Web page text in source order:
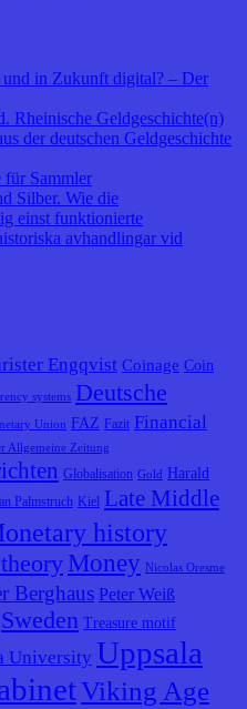
in Zukunft digital? – Der
Rheinische Geldgeschichte(n)
der deutschen Geldgeschichte
für Sammler
Silber. Wie die
einst funktionierte
avhandlingar vid
Engqvist Coinage Coin
systems Deutsche
Union FAZ Fazit Financial
Allgemeine Zeitung
Globalisation Gold
Harald
Palmstruch Kiel Late Middle
history
Money Nicolas Oresme
Berghaus Peter Weiß
Sweden Treasure motif
University Uppsala
Viking Age